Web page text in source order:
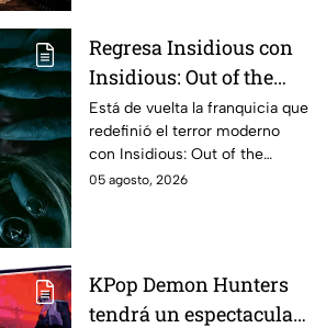
México
Regresa Insidious con
Insidious: Out of the
Further; esto revela el
aterrador primer tráiler
Está de vuelta la franquicia que
redefinió el terror moderno
con Insidious: Out of the
Further. Te contamos todo lo
05 agosto, 2026
KPop Demon Hunters
tendrá un espectacular